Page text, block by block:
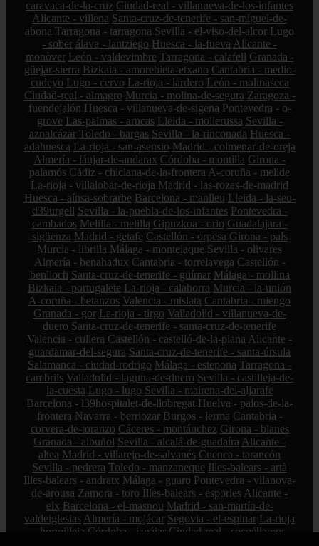
caravaca-de-la-cruz Ciudad-real - villanueva-de-los-infantes
Alicante - villena Santa-cruz-de-tenerife - san-miguel-de-
abona Tarragona - tarragona Sevilla - el-viso-del-alcor Lugo
- sober álava - lantziego Huesca - la-fueva Alicante -
monòver León - valdevimbre Tarragona - calafell Granada -
güejar-sierra Bizkaia - amorebieta-etxano Cantabria - medio-
cudeyo Lugo - cervo La-rioja - lardero León - molinaseca
Ciudad-real - almagro Murcia - molina-de-segura Zaragoza -
fuendejalón Huesca - villanueva-de-sigena Pontevedra - o-
grove Las-palmas - arucas Lleida - mollerussa Sevilla -
aznalcázar Toledo - bargas Sevilla - la-rinconada Huesca -
adahuesca La-rioja - san-asensio Madrid - colmenar-de-oreja
Almería - láujar-de-andarax Córdoba - montilla Girona -
palamós Cádiz - chiclana-de-la-frontera A-coruña - melide
La-rioja - villalobar-de-rioja Madrid - las-rozas-de-madrid
Huesca - aínsa-sobrarbe Barcelona - manlleu Lleida - la-seu-
d39urgell Sevilla - la-puebla-de-los-infantes Pontevedra -
cambados Melilla - melilla Gipuzkoa - orio Guadalajara -
sigüenza Madrid - getafe Castellón - orpesa Girona - pals
Murcia - librilla Málaga - montejaque Sevilla - olivares
Almería - benahadux Cantabria - torrelavega Castellón -
benlloch Santa-cruz-de-tenerife - güímar Málaga - mollina
Bizkaia - portugalete La-rioja - calahorra Murcia - la-unión
A-coruña - betanzos Valencia - mislata Cantabria - miengo
Granada - gor La-rioja - tirgo Valladolid - villanueva-de-
duero Santa-cruz-de-tenerife - santa-cruz-de-tenerife
Valencia - cullera Castellón - castelló-de-la-plana Alicante -
guardamar-del-segura Santa-cruz-de-tenerife - santa-úrsula
Salamanca - ciudad-rodrigo Málaga - estepona Tarragona -
cambrils Valladolid - laguna-de-duero Sevilla - castilleja-de-
la-cuesta Lugo - lugo Sevilla - mairena-del-aljarafe
Barcelona - l39hospitalet-de-llobregat Huelva - palos-de-la-
frontera Navarra - berriozar Burgos - lerma Cantabria -
corvera-de-toranzo Cáceres - montánchez Girona - blanes
Granada - albuñol Sevilla - alcalá-de-guadaíra Alicante -
altea Madrid - villarejo-de-salvanés Cuenca - tarancón
Sevilla - pedrera Toledo - manzaneque Illes-balears - artà
Illes-balears - andratx Málaga - guaro Pontevedra - vilanova-
de-arousa Zamora - toro Illes-balears - esporles Alicante -
elx Barcelona - el-masnou Madrid - san-martín-de-
valdeiglesias Almería - mojácar Segovia - el-espinar La-rioja
- hormilleja Córdoba - iznájar Ciudad-real - socuéllamos